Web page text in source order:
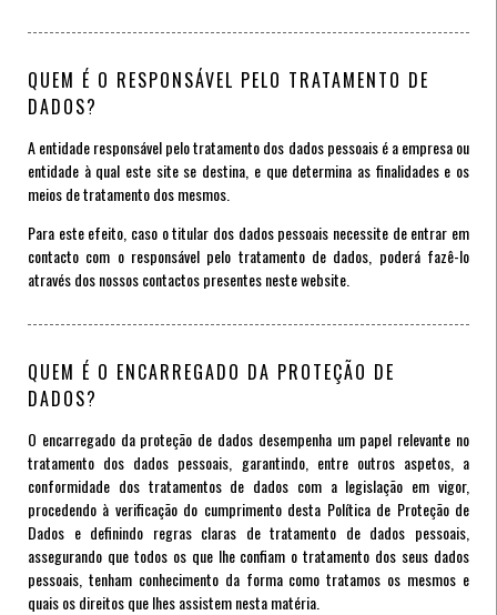
QUEM É O RESPONSÁVEL PELO TRATAMENTO DE
DADOS?
A entidade responsável pelo tratamento dos dados pessoais é a empresa ou
entidade à qual este site se destina, e que determina as finalidades e os
meios de tratamento dos mesmos.
Para este efeito, caso o titular dos dados pessoais necessite de entrar em
contacto com o responsável pelo tratamento de dados, poderá fazê-lo
através dos nossos contactos presentes neste website.
QUEM É O ENCARREGADO DA PROTEÇÃO DE
DADOS?
O encarregado da proteção de dados desempenha um papel relevante no
tratamento dos dados pessoais, garantindo, entre outros aspetos, a
conformidade dos tratamentos de dados com a legislação em vigor,
procedendo à verificação do cumprimento desta Política de Proteção de
Dados e definindo regras claras de tratamento de dados pessoais,
assegurando que todos os que lhe confiam o tratamento dos seus dados
pessoais, tenham conhecimento da forma como tratamos os mesmos e
quais os direitos que lhes assistem nesta matéria.